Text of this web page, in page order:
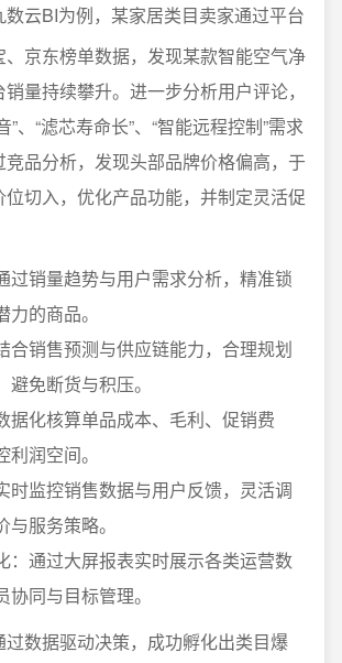
数云BI为例，某家居类目卖家通过平台
、京东榜单数据，发现某款智能空气净
量持续攀升。进一步分析用户评论，
”、“滤芯寿命长”、“智能远程控制”需求
品分析，发现头部品牌价格偏高，于
位切入，优化产品功能，并制定灵活促
过销量趋势与用户需求分析，精准锁
的商品。
合销售预测与供应链能力，合理规划
避免断货与积压。
据化核算单品成本、毛利、促销费
润空间。
时监控销售数据与用户反馈，灵活调
服务策略。
：通过大屏报表实时展示各类运营数
同与目标管理。
数据驱动决策，成功孵化出类目爆